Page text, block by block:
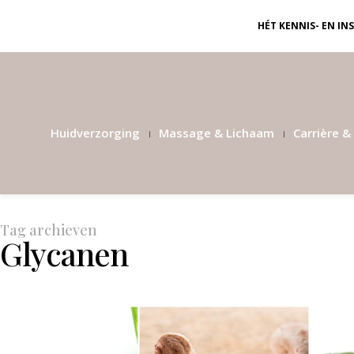
HÉT KENNIS- EN
Huidverzorging Massage & Lichaam Carrière
Tag archieven
Glycanen